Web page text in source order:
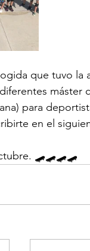
que tuvo la
máster
para
en el
🛹🛹🛹🛹